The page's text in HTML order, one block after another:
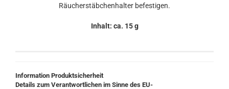
Räucherstäbchenhalter befestigen.
Inhalt: ca. 15 g
Information Produktsicherheit
Details zum Verantwortlichen im Sinne des EU-